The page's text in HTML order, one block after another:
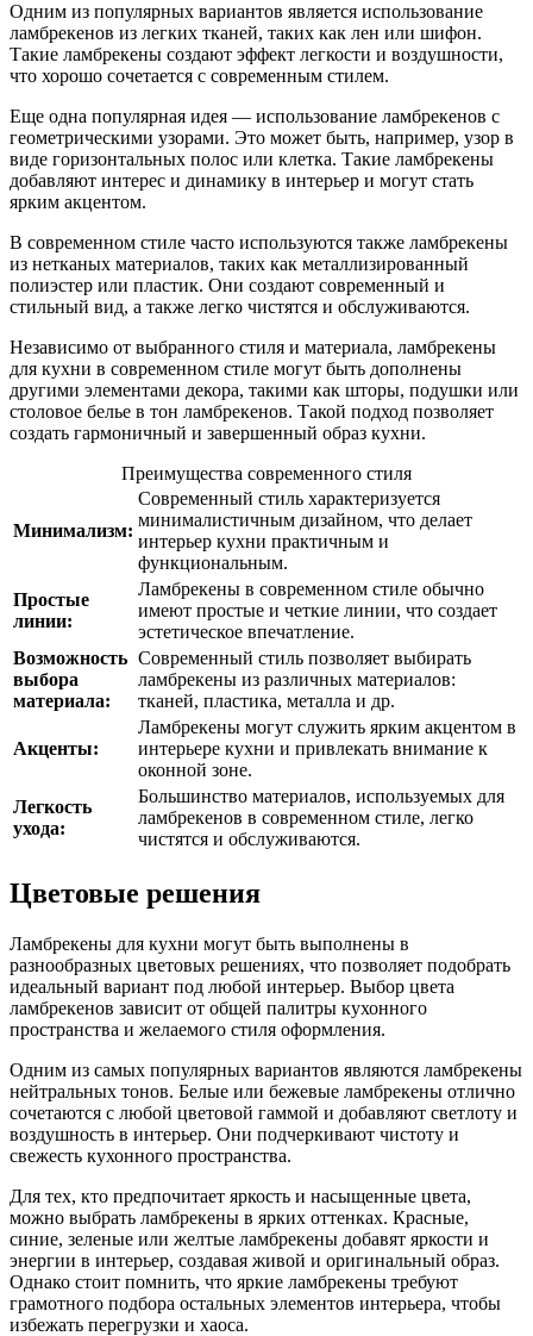
Одним из популярных вариантов является использование
ламбрекенов из легких тканей, таких как лен или шифон.
Такие ламбрекены создают эффект легкости и воздушности,
что хорошо сочетается с современным стилем.
Еще одна популярная идея — использование ламбрекенов с
геометрическими узорами. Это может быть, например, узор в
виде горизонтальных полос или клетка. Такие ламбрекены
добавляют интерес и динамику в интерьер и могут стать
ярким акцентом.
В современном стиле часто используются также ламбрекены
из нетканых материалов, таких как металлизированный
полиэстер или пластик. Они создают современный и
стильный вид, а также легко чистятся и обслуживаются.
Независимо от выбранного стиля и материала, ламбрекены
для кухни в современном стиле могут быть дополнены
другими элементами декора, такими как шторы, подушки или
столовое белье в тон ламбрекенов. Такой подход позволяет
создать гармоничный и завершенный образ кухни.
Преимущества современного стиля
Минимализм:
Современный стиль характеризуется
минималистичным дизайном, что делает
интерьер кухни практичным и
функциональным.
Простые
линии:
Ламбрекены в современном стиле обычно
имеют простые и четкие линии, что создает
эстетическое впечатление.
Возможность
выбора
материала:
Современный стиль позволяет выбирать
ламбрекены из различных материалов:
тканей, пластика, металла и др.
Акценты:
Ламбрекены могут служить ярким акцентом в
интерьере кухни и привлекать внимание к
оконной зоне.
Легкость
ухода:
Большинство материалов, используемых для
ламбрекенов в современном стиле, легко
чистятся и обслуживаются.
Цветовые решения
Ламбрекены для кухни могут быть выполнены в
разнообразных цветовых решениях, что позволяет подобрать
идеальный вариант под любой интерьер. Выбор цвета
ламбрекенов зависит от общей палитры кухонного
пространства и желаемого стиля оформления.
Одним из самых популярных вариантов являются ламбрекены
нейтральных тонов. Белые или бежевые ламбрекены отлично
сочетаются с любой цветовой гаммой и добавляют светлоту и
воздушность в интерьер. Они подчеркивают чистоту и
свежесть кухонного пространства.
Для тех, кто предпочитает яркость и насыщенные цвета,
можно выбрать ламбрекены в ярких оттенках. Красные,
синие, зеленые или желтые ламбрекены добавят яркости и
энергии в интерьер, создавая живой и оригинальный образ.
Однако стоит помнить, что яркие ламбрекены требуют
грамотного подбора остальных элементов интерьера, чтобы
избежать перегрузки и хаоса.